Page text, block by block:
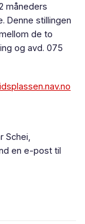
måneders
Denne stillingen
de to
og avd. 075
Schei,
en e-post til